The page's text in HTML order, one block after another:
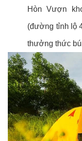
Hòn Vượn
(đường tỉnh lộ
thưởng thức